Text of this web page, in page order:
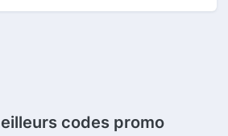
codes promo